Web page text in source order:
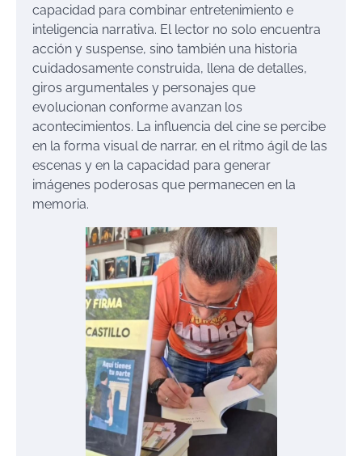
capacidad para combinar entretenimiento e
inteligencia narrativa. El lector no solo encuentra
acción y suspense, sino también una historia
cuidadosamente construida, llena de detalles,
giros argumentales y personajes que
evolucionan conforme avanzan los
acontecimientos. La influencia del cine se percibe
en la forma visual de narrar, en el ritmo ágil de las
escenas y en la capacidad para generar
imágenes poderosas que permanecen en la
memoria.